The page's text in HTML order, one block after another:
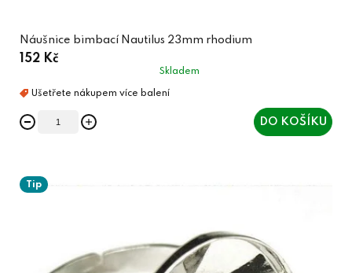
Náušnice bimbací Nautilus 23mm rhodium
152 Kč
Skladem
DO KOŠÍKU
Tip